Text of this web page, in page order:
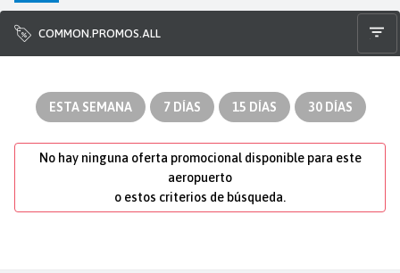
COMMON.PROMOS.ALL
ESTA SEMANA 7 DÍAS 15 DÍAS 30 DÍAS
No hay ninguna oferta promocional disponible para este
aeropuerto
o estos criterios de búsqueda.